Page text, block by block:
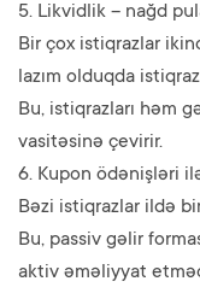
5. Likvidlik – nağd
Bir çox istiqrazlar
lazım olduqda
Bu, istiqrazları həm
vasitəsinə çevirir.
6. Kupon ödənişləri
Bəzi istiqrazlar ildə
Bu, passiv gəlir
aktiv əməliyyat